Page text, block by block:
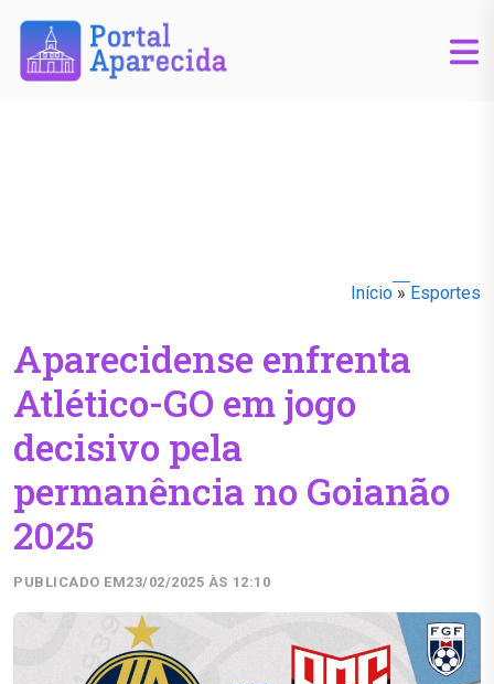
Início » Esportes
Aparecidense enfrenta
Atlético-GO em jogo
decisivo pela
permanência no Goianão
2025
PUBLICADO EM23/02/2025 ÀS 12:10